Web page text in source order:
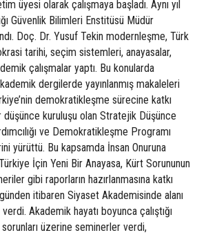
üyesi olarak çalışmaya başladı. Aynı yıl
Güvenlik Bilimleri Enstitüsü Müdür
Doç. Dr. Yusuf Tekin modernleşme, Türk
tarihi, seçim sistemleri, anayasalar,
çalışmalar yaptı. Bu konularda
dergilerde yayınlanmış makaleleri
demokratikleşme sürecine katkı
düşünce kuruluşu olan Stratejik Düşünce
ve Demokratikleşme Programı
yürüttü. Bu kapsamda İnsan Onuruna
İçin Yeni Bir Anayasa, Kürt Sorununun
gibi raporların hazırlanmasına katkı
günden itibaren Siyaset Akademisinde alanı
Akademik hayatı boyunca çalıştığı
üzerine seminerler verdi,